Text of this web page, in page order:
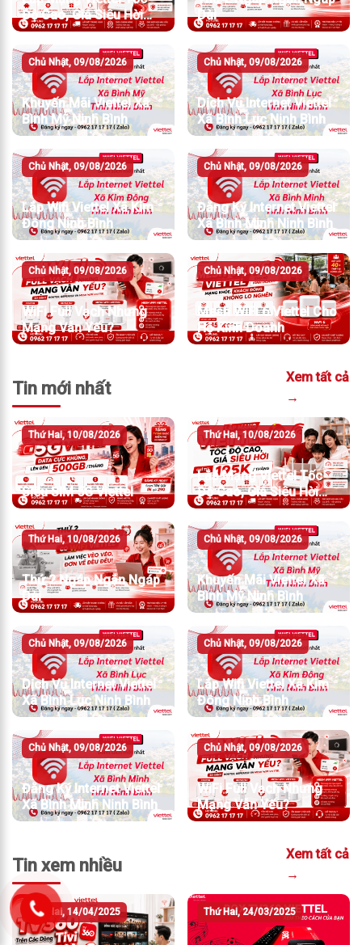
Độ Cao, Giá Siêu Hời
Chỉ Từ 195K/Tháng
Dài
Chủ Nhật, 09/08/2026
Khuyến Mãi Viettel Xã
Bình Mỹ Ninh Bình
Chủ Nhật, 09/08/2026
Dịch Vụ Internet Viettel
Xã Bình Lục Ninh Bình
Chủ Nhật, 09/08/2026
Lắp Wifi Viettel Xã Kim
Đông Ninh Bình
Chủ Nhật, 09/08/2026
Đăng Ký Internet Viettel
Xã Bình Minh Ninh Bình
Chủ Nhật, 09/08/2026
WiFi Full Vạch Nhưng
Mạng Vẫn Yếu?
Chủ Nhật, 09/08/2026
Mesh WiFi 6 Viettel Cho
Hộ Kinh Doanh
Tin mới nhất
Xem tất cả
→
Thứ Hai, 10/08/2026
Siêu SIM 5G Viettel
Thứ Hai, 10/08/2026
Lắp Mạng Viettel Tốc
Độ Cao, Giá Siêu Hời
Chỉ Từ 195K/Tháng
Thứ Hai, 10/08/2026
Thứ 2 Ngáp Ngắn Ngáp
Dài
Chủ Nhật, 09/08/2026
Khuyến Mãi Viettel Xã
Bình Mỹ Ninh Bình
Chủ Nhật, 09/08/2026
Dịch Vụ Internet Viettel
Xã Bình Lục Ninh Bình
Chủ Nhật, 09/08/2026
Lắp Wifi Viettel Xã Kim
Đông Ninh Bình
Chủ Nhật, 09/08/2026
Đăng Ký Internet Viettel
Xã Bình Minh Ninh Bình
Chủ Nhật, 09/08/2026
WiFi Full Vạch Nhưng
Mạng Vẫn Yếu?
Tin xem nhiều
Xem tất cả
→
Thứ Hai, 14/04/2025 Thứ Hai, 24/03/2025